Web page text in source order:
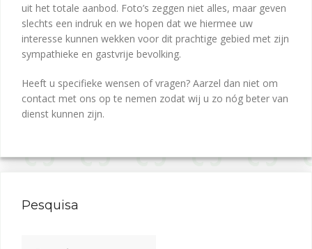
uit het totale aanbod. Foto’s zeggen niet alles, maar geven
slechts een indruk en we hopen dat we hiermee uw
interesse kunnen wekken voor dit prachtige gebied met zijn
sympathieke en gastvrije bevolking.
Heeft u specifieke wensen of vragen? Aarzel dan niet om
contact met ons op te nemen zodat wij u zo nóg beter van
dienst kunnen zijn.
Pesquisa